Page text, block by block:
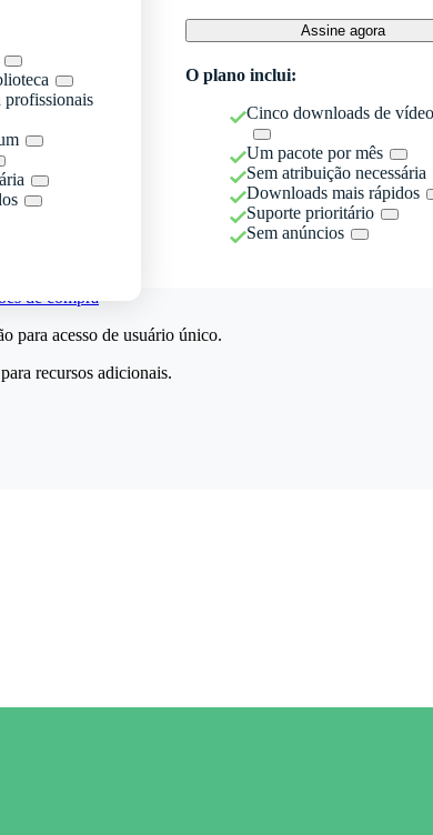
profissionais
Assine agora
O plano inclui:
Cinco downloads de
Um pacote por mês
Sem atribuição necessária
Downloads mais rápidos
Suporte prioritário
Sem anúncios
de compra
para acesso de usuário único.
para recursos adicionais.